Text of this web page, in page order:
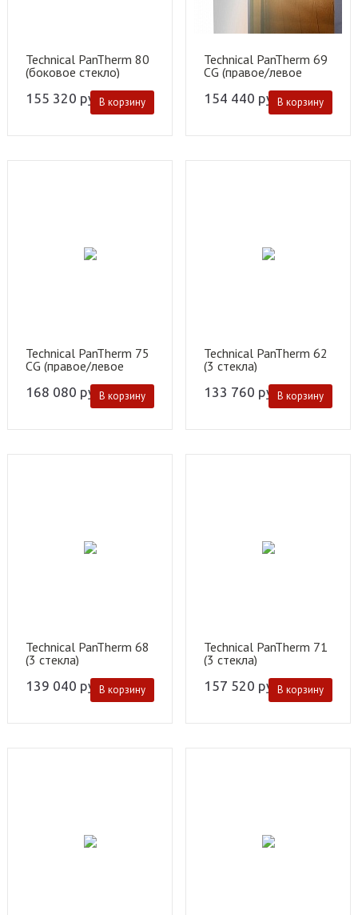
Technical PanTherm 80
(боковое стекло)
155 320 руб.В корзину
Technical PanTherm 69
CG (правое/левое
154 440 руб.В корзину
Technical PanTherm 75
CG (правое/левое
168 080 руб.В корзину
Technical PanTherm 62
(3 стекла)
133 760 руб.В корзину
Technical PanTherm 68
(3 стекла)
139 040 руб.В корзину
Technical PanTherm 71
(3 стекла)
157 520 руб.В корзину